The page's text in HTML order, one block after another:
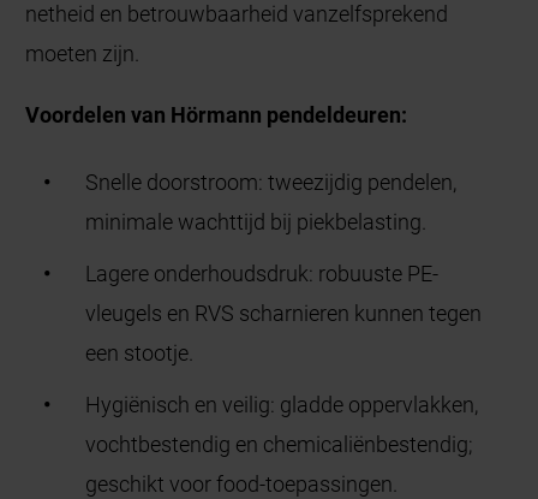
netheid en betrouwbaarheid vanzelfsprekend
moeten zijn.
Voordelen van Hörmann pendeldeuren:
Snelle doorstroom: tweezijdig pendelen,
minimale wachttijd bij piekbelasting.
Lagere onderhoudsdruk: robuuste PE-
vleugels en RVS scharnieren kunnen tegen
een stootje.
Hygiënisch en veilig: gladde oppervlakken,
vochtbestendig en chemicaliënbestendig;
geschikt voor food-toepassingen.